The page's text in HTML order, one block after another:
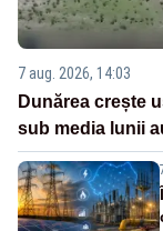
7 aug. 2026, 14:03
Dunărea crește
sub media lunii